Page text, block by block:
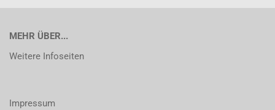
MEHR ÜBER...
Weitere Infoseiten
Impressum